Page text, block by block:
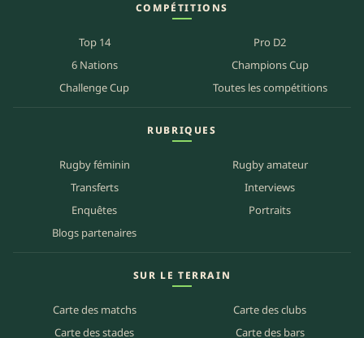
COMPÉTITIONS
Top 14
Pro D2
6 Nations
Champions Cup
Challenge Cup
Toutes les compétitions
RUBRIQUES
Rugby féminin
Rugby amateur
Transferts
Interviews
Enquêtes
Portraits
Blogs partenaires
SUR LE TERRAIN
Carte des matchs
Carte des clubs
Carte des stades
Carte des bars